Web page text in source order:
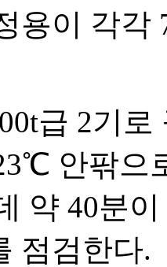
용이 각각
급 2기
안팎으
약 40분
점검한다.